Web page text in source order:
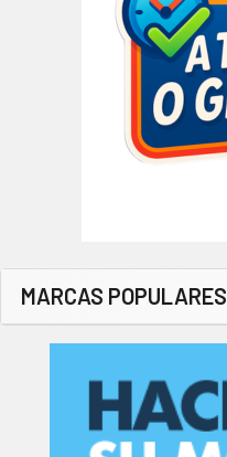
MARCAS POPULARES